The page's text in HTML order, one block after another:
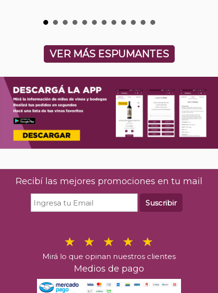
VER MÁS ESPUMANTES
Recibí las mejores promociones en tu mail
Suscribir
Mirá lo que opinan nuestros clientes
Medios de pago